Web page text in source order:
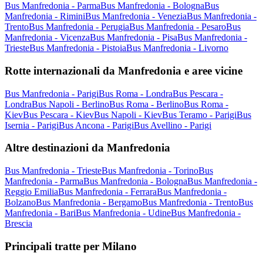
Bus Manfredonia - ParmaBus Manfredonia - BolognaBus
Manfredonia - RiminiBus Manfredonia - VeneziaBus Manfredonia -
TrentoBus Manfredonia - PerugiaBus Manfredonia - PesaroBus
Manfredonia - VicenzaBus Manfredonia - PisaBus Manfredonia -
TriesteBus Manfredonia - PistoiaBus Manfredonia - Livorno
Rotte internazionali da Manfredonia e aree vicine
Bus Manfredonia - ParigiBus Roma - LondraBus Pescara -
LondraBus Napoli - BerlinoBus Roma - BerlinoBus Roma -
KievBus Pescara - KievBus Napoli - KievBus Teramo - ParigiBus
Isernia - ParigiBus Ancona - ParigiBus Avellino - Parigi
Altre destinazioni da Manfredonia
Bus Manfredonia - TriesteBus Manfredonia - TorinoBus
Manfredonia - ParmaBus Manfredonia - BolognaBus Manfredonia -
Reggio EmiliaBus Manfredonia - FerraraBus Manfredonia -
BolzanoBus Manfredonia - BergamoBus Manfredonia - TrentoBus
Manfredonia - BariBus Manfredonia - UdineBus Manfredonia -
Brescia
Principali tratte per Milano